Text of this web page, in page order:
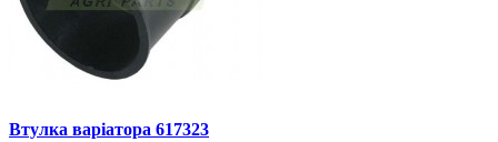
Втулка варіатора 617323